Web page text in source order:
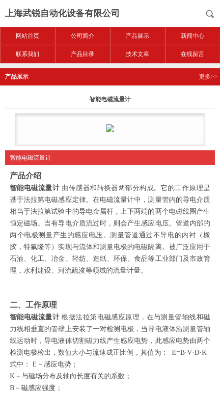
上海武锐自动化设备有限公司
网站首页 公司简介 产品展示 新闻中心
联系我们 产品目录 技术文章 在线留言
产品展示 更多>>
智能电磁流量计
智能电磁流量计
产品介绍
智能电磁流量计 由传感器和转换器两部分构成。它的工作原理是
基于法拉第电磁感应定律。在电磁流量计中，测量管内的导电介质
相当于法拉第试验中的导电金属杆，上下两端的两个电磁线圈产生
恒定磁场。当有导电介质流过时，则会产生感应电压。管道内部的
两个电极测量产生的感应电压。测量管道通过不导电的内衬（橡
胶，特氟隆等）实现与流体和测量电极的电磁隔离。被广泛应用于
石油、化工、冶金、轻纺、造纸、环保、食品等工业部门及市政管
理，水利建设、河流疏浚等领域的流量计量。
二、工作原理
智能电磁流量计 根据法拉第电磁感应原理，在与测量管轴线和磁
力线相垂直的管壁上安装了一对检测电极，当导电液体沿测量管轴
线运动时，导电液体切割磁力线产生感应电势，此感应电势由两个
检测电极检出，数值大小与流速成正比例，其值为： E=B·V·D·K
式中： E－感应电势；
K－与磁场分布及轴向长度有关的系数；
B－磁感应强度；